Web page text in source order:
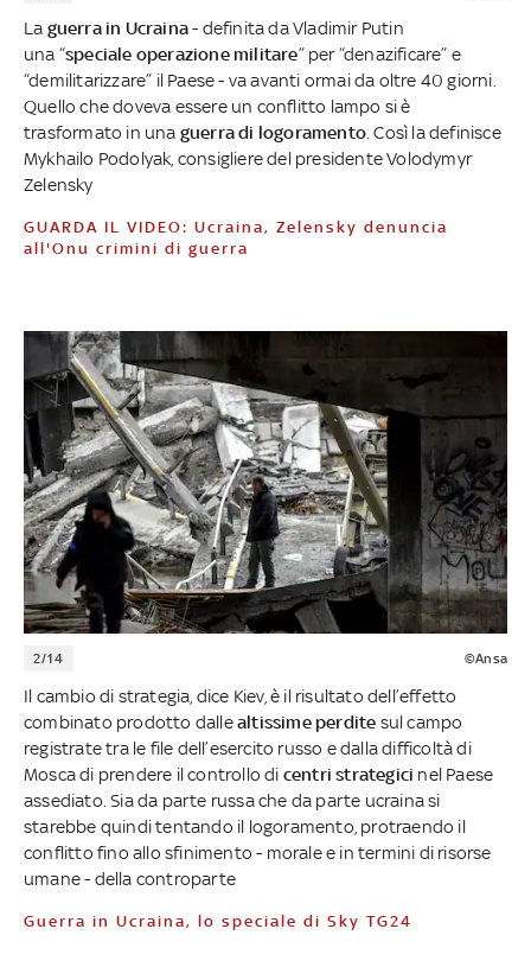
La guerra in Ucraina- definita da Vladimir Putin
una “speciale operazione militare” per “denazificare” e
“demilitarizzare” il Paese - va avanti ormai da oltre 40 giorni.
Quello che doveva essere un conflitto lampo si è
trasformato in una guerra di logoramento . Così la definisce
Mykhailo Podolyak, consigliere del presidente Volodymyr
Zelensky
GUARDA IL VIDEO: Ucraina, Zelensky denuncia
all'Onu crimini di guerra
2/14 ©Ansa
Il cambio di strategia, dice Kiev, è il risultato dell’effetto
combinato prodotto dallealtissime perdite sul campo
registrate tra le file dell’esercito russo e dalla difficoltà di
Mosca di prendere il controllo di centri strategici nel Paese
assediato. Sia da parte russa che da parte ucraina si
starebbe quindi tentando il logoramento, protraendo il
conflitto fino allo sfinimento - morale e in termini di risorse
umane - della controparte
Guerra in Ucraina, lo speciale di Sky TG24